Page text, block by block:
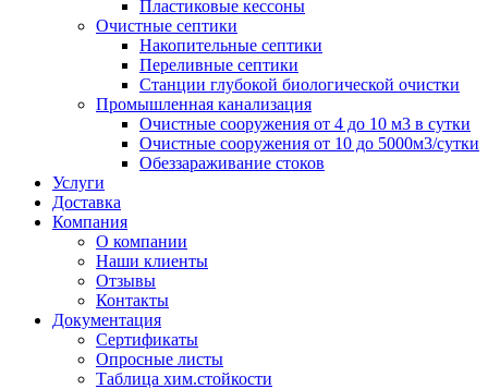
Пластиковые кессоны
Очистные септики
Накопительные септики
Переливные септики
Станции глубокой биологической очистки
Промышленная канализация
Очистные сооружения от 4 до 10 м3 в сутки
Очистные сооружения от 10 до 5000м3/сутки
Обеззараживание стоков
Услуги
Доставка
Компания
О компании
Наши клиенты
Отзывы
Контакты
Документация
Сертификаты
Опросные листы
Таблица хим.стойкости